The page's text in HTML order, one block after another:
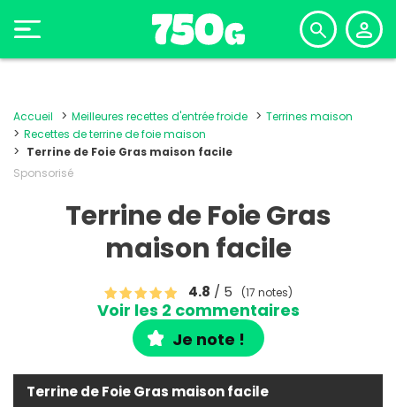
Accueil Meilleures recettes d'entrée froide
Terrines maison
Recettes de terrine de foie maison
Terrine de Foie Gras maison facile
Sponsorisé
Terrine de Foie Gras
maison facile
4.8 / 5 (17 notes)
Voir les 2 commentaires
Je note !
Terrine de Foie Gras maison facile